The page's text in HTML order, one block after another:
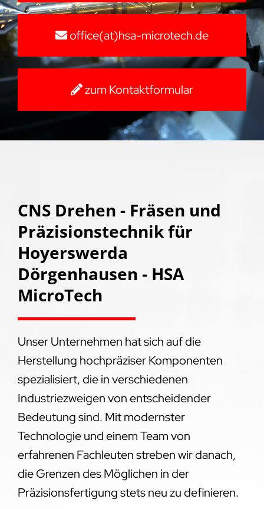
office(at)hsa-microtech.de
zum Kontaktformular
CNS Drehen - Fräsen und
Präzisionstechnik für
Hoyerswerda
Dörgenhausen - HSA
MicroTech
Unser Unternehmen hat sich auf die
Herstellung hochpräziser Komponenten
spezialisiert, die in verschiedenen
Industriezweigen von entscheidender
Bedeutung sind. Mit modernster
Technologie und einem Team von
erfahrenen Fachleuten streben wir danach,
die Grenzen des Möglichen in der
Präzisionsfertigung stets neu zu definieren.